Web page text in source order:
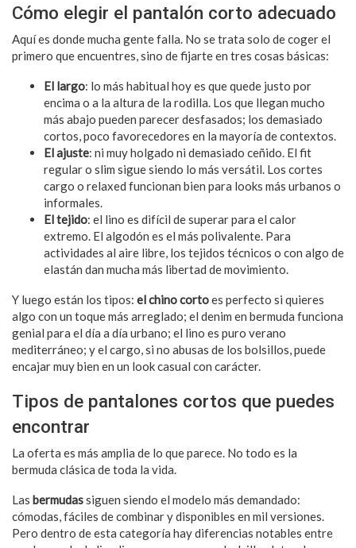
Cómo elegir el pantalón corto adecuado
Aquí es donde mucha gente falla. No se trata solo de coger el
primero que encuentres, sino de fijarte en tres cosas básicas:
El largo: lo más habitual hoy es que quede justo por
encima o a la altura de la rodilla. Los que llegan mucho
más abajo pueden parecer desfasados; los demasiado
cortos, poco favorecedores en la mayoría de contextos.
El ajuste: ni muy holgado ni demasiado ceñido. El fit
regular o slim sigue siendo lo más versátil. Los cortes
cargo o relaxed funcionan bien para looks más urbanos o
informales.
El tejido: el lino es difícil de superar para el calor
extremo. El algodón es el más polivalente. Para
actividades al aire libre, los tejidos técnicos o con algo de
elastán dan mucha más libertad de movimiento.
Y luego están los tipos: el chino cortoes perfecto si quieres
algo con un toque más arreglado; el denim en bermuda funciona
genial para el día a día urbano; el lino es puro verano
mediterráneo; y el cargo, si no abusas de los bolsillos, puede
encajar muy bien en un look casual con carácter.
Tipos de pantalones cortos que puedes
encontrar
La oferta es más amplia de lo que parece. No todo es la
bermuda clásica de toda la vida.
Las bermudassiguen siendo el modelo más demandado:
cómodas, fáciles de combinar y disponibles en mil versiones.
Pero dentro de esta categoría hay diferencias notables entre